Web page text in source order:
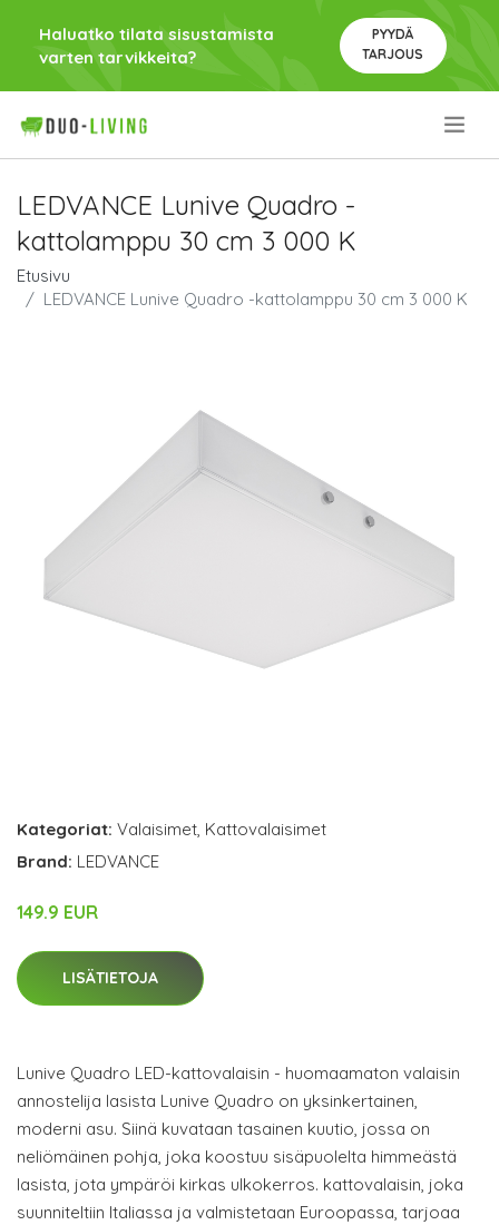
Haluatko tilata sisustamista
varten tarvikkeita?
PYYDÄ
TARJOUS
LEDVANCE Lunive Quadro -
kattolamppu 30 cm 3 000 K
Etusivu
LEDVANCE Lunive Quadro -kattolamppu 30 cm 3 000 K
Kategoriat: Valaisimet, Kattovalaisimet
Brand: LEDVANCE
149.9 EUR
LISÄTIETOJA
Lunive Quadro LED-kattovalaisin - huomaamaton valaisin
annostelija lasista Lunive Quadro on yksinkertainen,
moderni asu. Siinä kuvataan tasainen kuutio, jossa on
neliömäinen pohja, joka koostuu sisäpuolelta himmeästä
lasista, jota ympäröi kirkas ulkokerros. kattovalaisin, joka
suunniteltiin Italiassa ja valmistetaan Euroopassa, tarjoaa